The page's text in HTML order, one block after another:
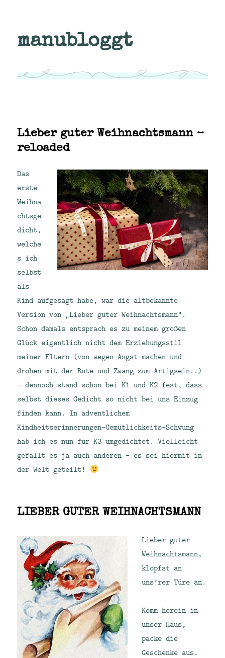
manubloggt
Lieber guter Weihnachtsmann –
reloaded
Das
erste
Weihna
chtsge
dicht,
welche
s ich
selbst
als
Kind aufgesagt habe, war die altbekannte
Version von „Lieber guter Weihnachtsmann“.
Schon damals entsprach es zu meinem großen
Glück eigentlich nicht dem Erziehungsstil
meiner Eltern (von wegen Angst machen und
drohen mit der Rute und Zwang zum Artigsein..)
– dennoch stand schon bei K1 und K2 fest, dass
selbst dieses Gedicht so nicht bei uns Einzug
finden kann. In adventlichem
Kindheitserinnerungen-Gemütlichkeits-Schwung
hab ich es nun für K3 umgedichtet. Vielleicht
gefällt es ja auch anderen – es sei hiermit in
der Welt geteilt!
LIEBER GUTER WEIHNACHTSMANN
Lieber guter
Weihnachtsmann,
klopfst an
uns’rer Türe an.
Komm herein in
unser Haus,
packe die
Geschenke aus.